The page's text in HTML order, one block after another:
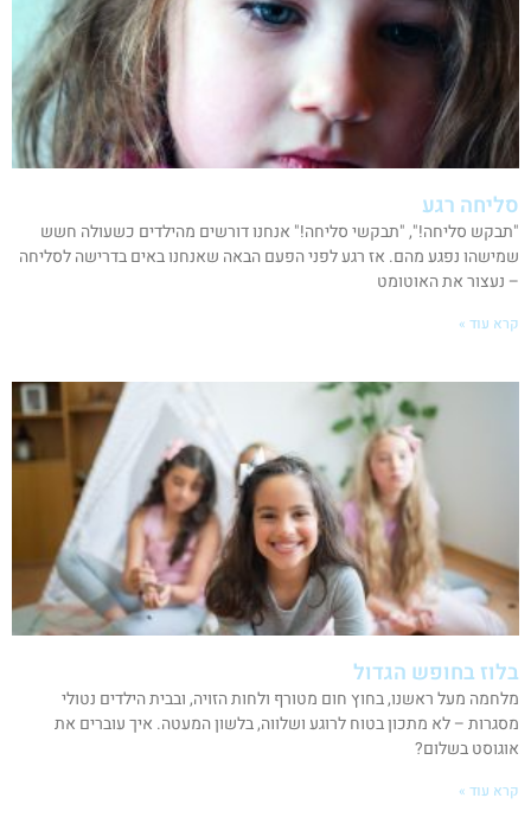
סליחה רגע
"תבקש סליחה!", "תבקשי סליחה!" אנחנו דורשים מהילדים כשעולה חשש
שמישהו נפגע מהם. אז רגע לפני הפעם הבאה שאנחנו באים בדרישה לסליחה
– נעצור את האוטומט
קרא עוד »
בלוז בחופש הגדול
מלחמה מעל ראשנו, בחוץ חום מטורף ולחות הזויה, ובבית הילדים נטולי
מסגרות – לא מתכון בטוח לרוגע ושלווה, בלשון המעטה. איך עוברים את
אוגוסט בשלום?
קרא עוד »